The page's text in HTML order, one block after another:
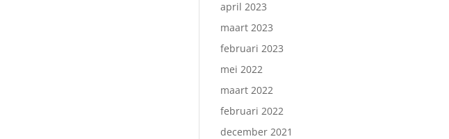
april 2023
maart 2023
februari 2023
mei 2022
maart 2022
februari 2022
december 2021